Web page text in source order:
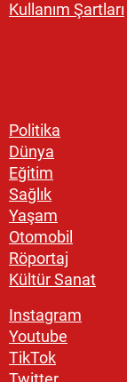
Kullanım Şartları
Politika
Dünya
Eğitim
Sağlık
Yaşam
Otomobil
Röportaj
Kültür Sanat
Instagram
Youtube
TikTok